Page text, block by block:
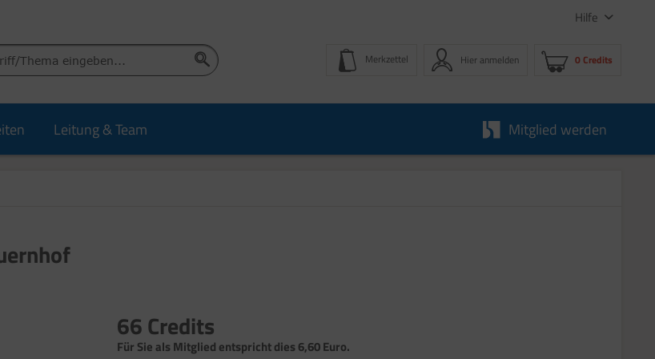
Hilfe
Merkzettel Hier anmelden 0 Credits
Leitung & Team Mitglied werden
66 Credits
Für Sie als Mitglied entspricht dies 6,60 Euro.